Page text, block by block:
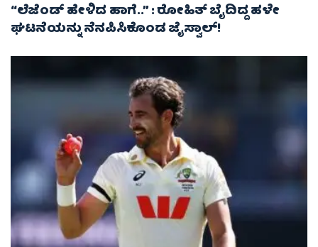
“ಲೆಜೆಂಡ್ ಹೇಳಿದ ಹಾಗೆ..” : ರೋಹಿತ್ ಬೈದಿದ್ದ ಹಳೇ
ಘಟನೆಯನ್ನು ನೆನಪಿಸಿಕೊಂಡ ಜೈಸ್ವಾಲ್!